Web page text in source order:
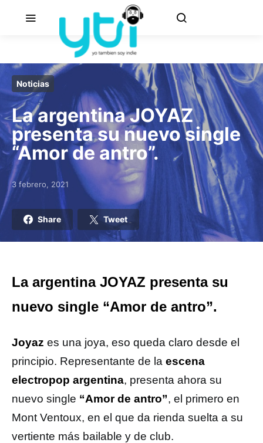
Noticias
La argentina JOYAZ
presenta su nuevo single
“Amor de antro”.
Posted on
3 febrero, 2021
Share Tweet
La argentina JOYAZ presenta su
nuevo single “Amor de antro”.
Joyaz es una joya, eso queda claro desde el
principio. Representante de la escena
electropop argentina, presenta ahora su
nuevo single “Amor de antro”, el primero en
Mont Ventoux, en el que da rienda suelta a su
vertiente más bailable y de club.